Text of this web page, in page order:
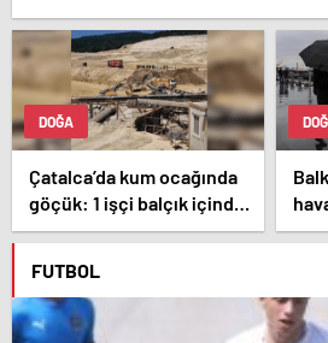
DOĞA
Çatalca’da kum ocağında
göçük: 1 işçi balçık içinde
kaldı
FUTBOL